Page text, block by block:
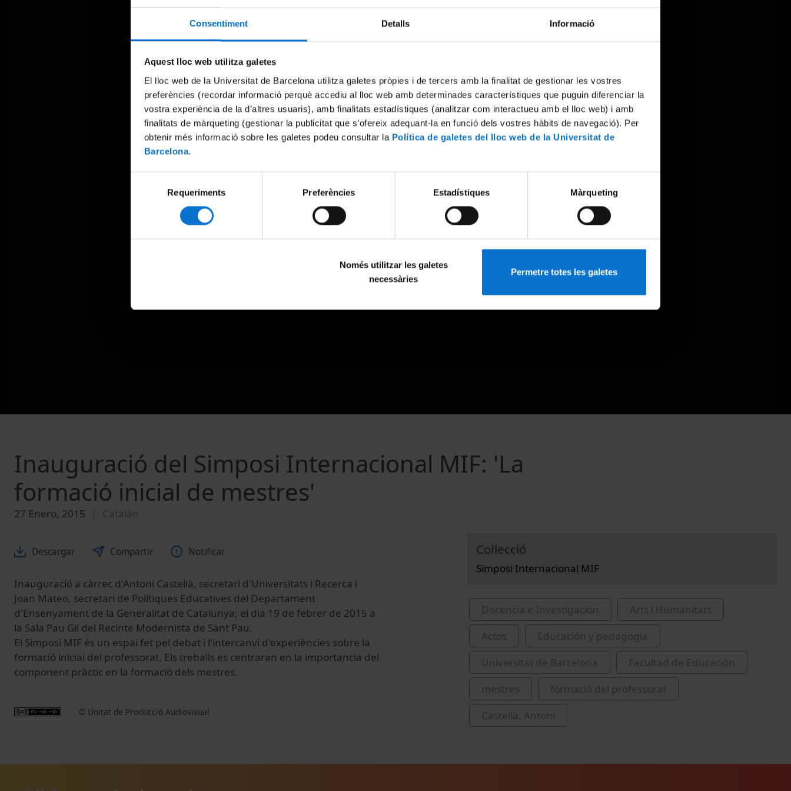
Consentiment Detalls Informació
Aquest lloc web utilitza galetes
El lloc web de la Universitat de Barcelona utilitza galetes pròpies i de tercers amb la finalitat de gestionar les vostres
preferències (recordar informació perquè accediu al lloc web amb determinades característiques que puguin diferenciar la
vostra experiència de la d’altres usuaris), amb finalitats estadístiques (analitzar com interactueu amb el lloc web) i amb
finalitats de màrqueting (gestionar la publicitat que s’ofereix adequant-la en funció dels vostres hàbits de navegació). Per
obtenir més informació sobre les galetes podeu consultar la Política de galetes del lloc web de la Universitat de
Barcelona.
consentiment
Requeriments Preferències Estadístiques Màrqueting
Només utilitzar les galetes
necessàries
Permetre totes les galetes
Try again
Inauguració del Simposi Internacional MIF: 'La
formació inicial de mestres'
27 Enero, 2015 Catalán
Descargar Compartir Notificar
Inauguració a càrrec d'Antoni Castellà, secretari d'Universitats i Recerca i
Joan Mateo, secretari de Polítiques Educatives del Departament
d'Ensenyament de la Generalitat de Catalunya; el dia 19 de febrer de 2015 a
la Sala Pau Gil del Recinte Modernista de Sant Pau.
El Simposi MIF és un espai fet pel debat i l'intercanvi d'experiències sobre la
formació inicial del professorat. Els treballs es centraran en la importancia del
component pràctic en la formació dels mestres.
© Unitat de Producció Audiovisual
Col·lecció
Simposi Internacional MIF
Docencia e Investigación
Arts i Humanitats
Actos
Educación y pedagogía
Universitat de Barcelona
Facultad de Educación
mestres
formació del professorat
Castellà, Antoni